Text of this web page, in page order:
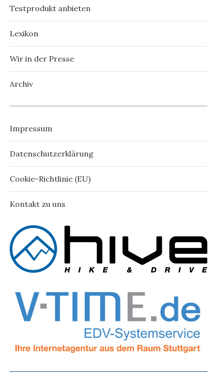
Testprodukt anbieten
Lexikon
Wir in der Presse
Archiv
Impressum
Datenschutzerklärung
Cookie-Richtlinie (EU)
Kontakt zu uns